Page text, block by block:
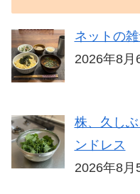
ネットの
2026年8月
株、久し
ンドレス
2026年8月